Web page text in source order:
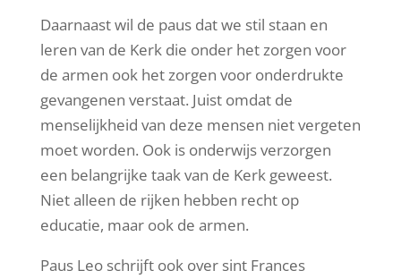
Daarnaast wil de paus dat we stil staan en
leren van de Kerk die onder het zorgen voor
de armen ook het zorgen voor onderdrukte
gevangenen verstaat. Juist omdat de
menselijkheid van deze mensen niet vergeten
moet worden. Ook is onderwijs verzorgen
een belangrijke taak van de Kerk geweest.
Niet alleen de rijken hebben recht op
educatie, maar ook de armen.
Paus Leo schrijft ook over sint Frances